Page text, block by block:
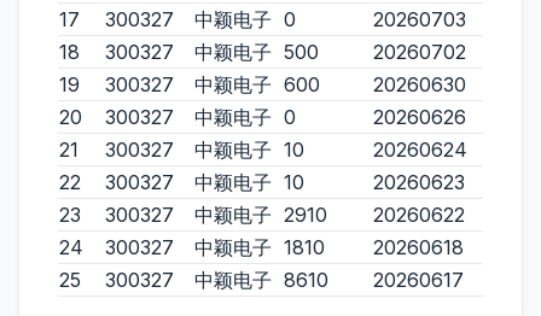
17
300327 中颖电子 0
20260703
18
300327 中颖电子 500
20260702
19
300327 中颖电子 600
20260630
20
300327 中颖电子 0
20260626
21
300327 中颖电子 10
20260624
22
300327 中颖电子 10
20260623
23
300327 中颖电子 2910
20260622
24
300327 中颖电子 1810
20260618
25
300327 中颖电子 8610 20260617